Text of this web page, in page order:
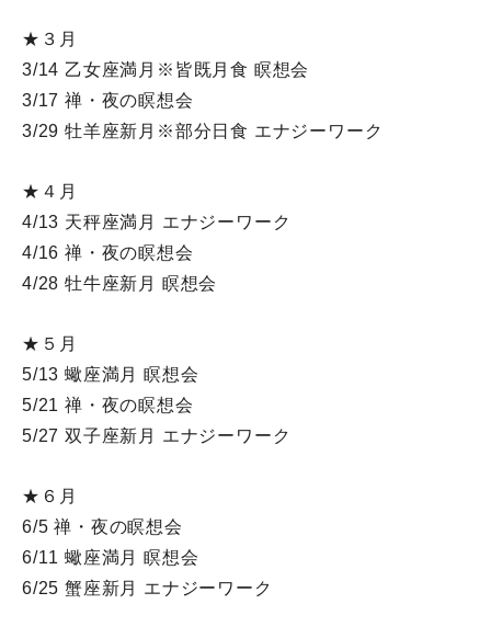
★３月
3/14 乙女座満月※皆既月食 瞑想会
3/17 禅・夜の瞑想会
3/29 牡羊座新月※部分日食 エナジーワーク
★４月
4/13 天秤座満月 エナジーワーク
4/16 禅・夜の瞑想会
4/28 牡牛座新月 瞑想会
★５月
5/13 蠍座満月 瞑想会
5/21 禅・夜の瞑想会
5/27 双子座新月 エナジーワーク
★６月
6/5 禅・夜の瞑想会
6/11 蠍座満月 瞑想会
6/25 蟹座新月 エナジーワーク